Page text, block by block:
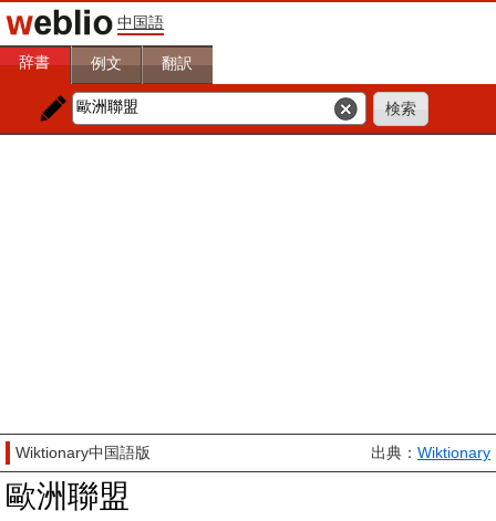
中国語
辞書 例文 翻訳
Wiktionary中国語版 出典： Wiktionary
歐洲聯盟